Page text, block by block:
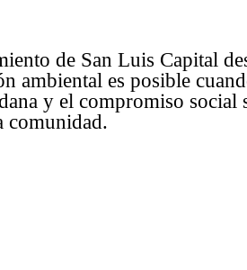
de San Luis Capital
ambiental es posible
y el compromiso social
comunidad.